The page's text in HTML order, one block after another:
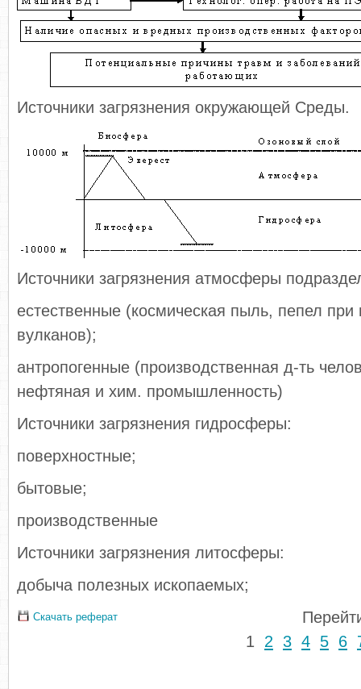
Источники загрязнения окружающей Среды.
Источники загрязнения атмосферы
естественные (космическая пыль, пепел при
вулканов);
антропогенные (производственная д-ть
нефтяная и хим. промышленность)
Источники загрязнения гидросферы:
поверхностные;
бытовые;
производственные
Источники загрязнения литосферы:
добыча полезных ископаемых;
Скачать реферат
1 2 3 4 5 6